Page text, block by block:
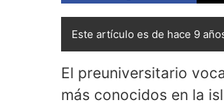
Este artículo es de hace 9
El preuniversitario
más conocidos en la